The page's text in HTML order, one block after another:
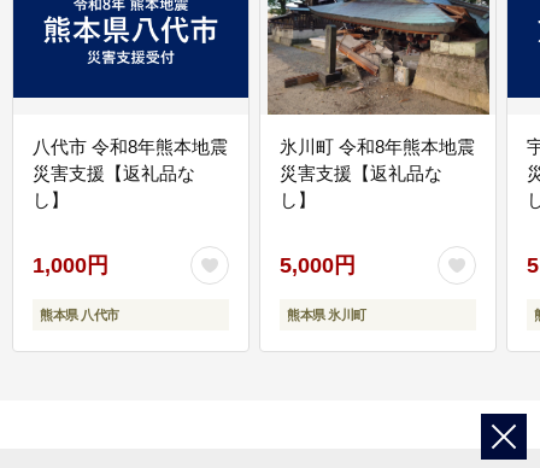
八代市 令和8年熊本地震
災害支援【返礼品な
し】
1,000円
熊本県 八代市
氷川町 令和8年熊本地震
災害支援【返礼品な
し】
5,000円
熊本県 氷川町